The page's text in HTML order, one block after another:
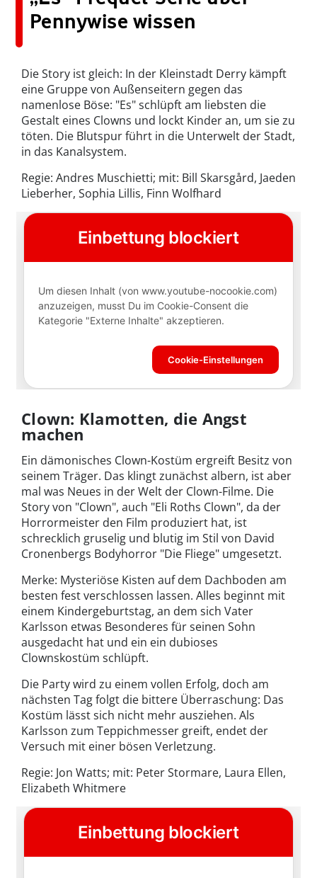
Pennywise wissen
Die Story ist gleich: In der Kleinstadt Derry kämpft
eine Gruppe von Außenseitern gegen das
namenlose Böse: "Es" schlüpft am liebsten die
Gestalt eines Clowns und lockt Kinder an, um sie zu
töten. Die Blutspur führt in die Unterwelt der Stadt,
in das Kanalsystem.
Regie: Andres Muschietti; mit: Bill Skarsgård, Jaeden
Lieberher, Sophia Lillis, Finn Wolfhard
Clown: Klamotten, die Angst
machen
Ein dämonisches Clown-Kostüm ergreift Besitz von
seinem Träger. Das klingt zunächst albern, ist aber
mal was Neues in der Welt der Clown-Filme. Die
Story von "Clown", auch "Eli Roths Clown", da der
Horrormeister den Film produziert hat, ist
schrecklich gruselig und blutig im Stil von David
Cronenbergs Bodyhorror "Die Fliege" umgesetzt.
Merke: Mysteriöse Kisten auf dem Dachboden am
besten fest verschlossen lassen. Alles beginnt mit
einem Kindergeburtstag, an dem sich Vater
Karlsson etwas Besonderes für seinen Sohn
ausgedacht hat und ein ein dubioses
Clownskostüm schlüpft.
Die Party wird zu einem vollen Erfolg, doch am
nächsten Tag folgt die bittere Überraschung: Das
Kostüm lässt sich nicht mehr ausziehen. Als
Karlsson zum Teppichmesser greift, endet der
Versuch mit einer bösen Verletzung.
Regie: Jon Watts; mit: Peter Stormare, Laura Ellen,
Elizabeth Whitmere